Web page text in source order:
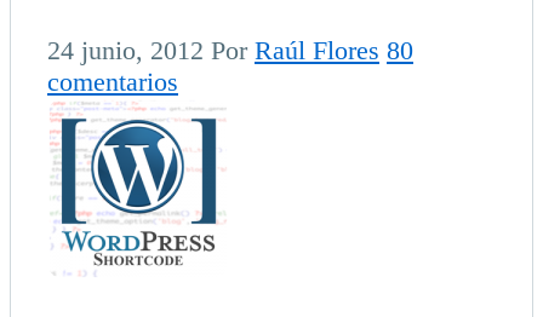
24 junio, 2012 Por Raúl Flores 80
comentarios